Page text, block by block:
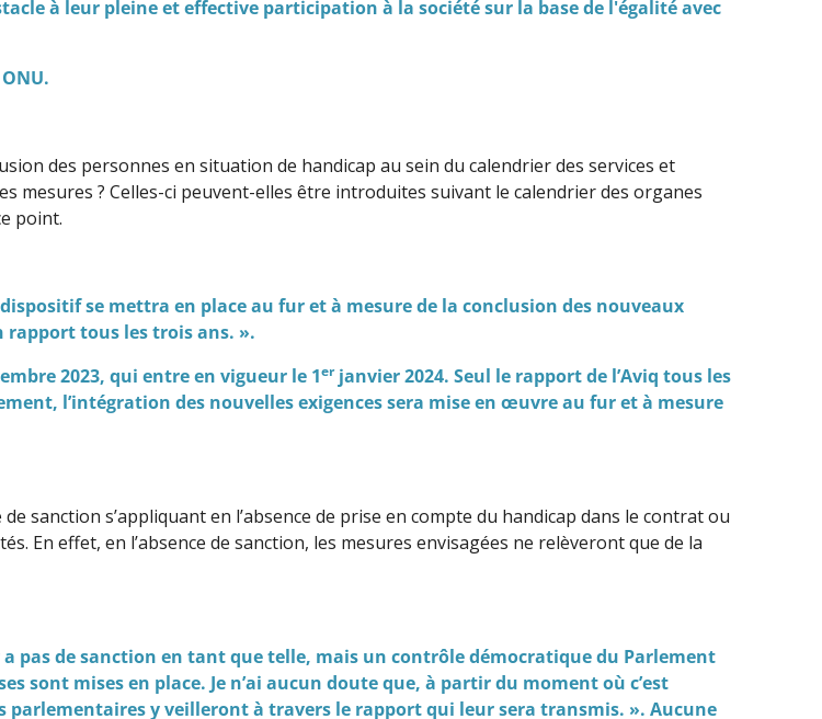
à leur pleine et effective participation à la société sur la base de l'égalité avec
des personnes en situation de handicap au sein du calendrier des services et
mesures ? Celles-ci peuvent-elles être introduites suivant le calendrier des organes
point.
se mettra en place au fur et à mesure de la conclusion des nouveaux
rapport tous les trois ans. ».
2023, qui entre en vigueur le 1erjanvier 2024. Seul le rapport de l’Aviq tous les
l’intégration des nouvelles exigences sera mise en œuvre au fur et à mesure
sanction s’appliquant en l’absence de prise en compte du handicap dans le contrat ou
En effet, en l’absence de sanction, les mesures envisagées ne relèveront que de la
pas de sanction en tant que telle, mais un contrôle démocratique du Parlement
sont mises en place. Je n’ai aucun doute que, à partir du moment où c’est
parlementaires y veilleront à travers le rapport qui leur sera transmis. ». Aucune